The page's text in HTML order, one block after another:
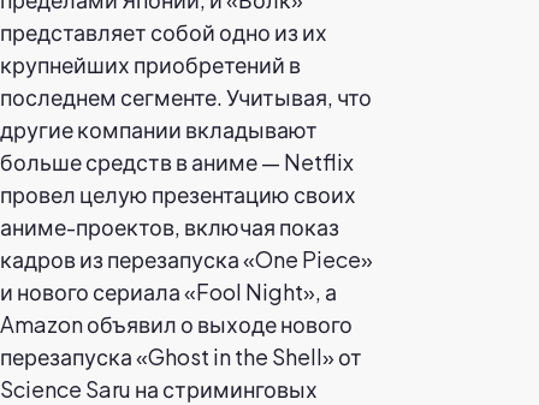
представляет собой одно из их
крупнейших приобретений в
последнем сегменте. Учитывая, что
другие компании вкладывают
больше средств в аниме — Netflix
провел целую презентацию своих
аниме-проектов, включая показ
кадров из перезапуска «One Piece»
и нового сериала «Fool Night», а
Amazon объявил о выходе нового
перезапуска «Ghost in the Shell» от
Science Saru на стриминговых